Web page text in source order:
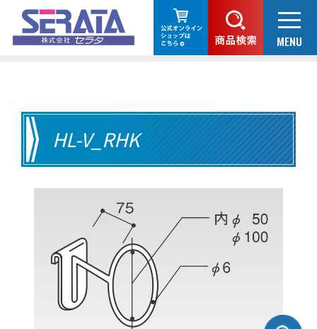
HL-V_RHK